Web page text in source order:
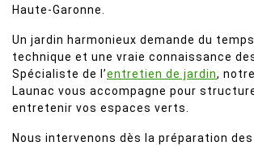
Haute-Garonne.
Un jardin harmonieux demande du
technique et une vraie connaissance
Spécialiste de l’entretien de jardin,
Launac vous accompagne pour
entretenir vos espaces verts.
Nous intervenons dès la préparation